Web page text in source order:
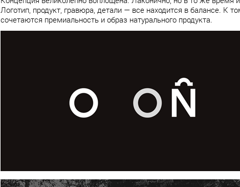
Логотип, продукт, гравюра, детали — все находится в балансе. К
сочетаются премиальность и образ натурального продукта.